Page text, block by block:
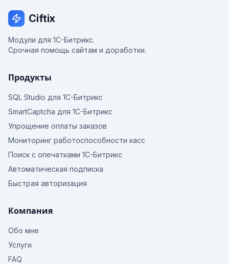
Ciftix
Модули для 1С-Битрикс.
Срочная помощь сайтам и доработки.
Продукты
SQL Studio для 1С-Битрикс
SmartCaptcha для 1С-Битрикс
Упрощение оплаты заказов
Мониторинг работоспособности касс
Поиск с опечатками 1С-Битрикс
Автоматическая подписка
Быстрая авторизация
Компания
Обо мне
Услуги
FAQ